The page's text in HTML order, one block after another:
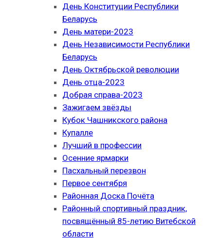
День Конституции Республики
Беларусь
День матери-2023
День Независимости Республики
Беларусь
День Октябрьской революции
День отца-2023
Добрая справа-2023
Зажигаем звёзды
Кубок Чашникского района
Купалле
Лучший в профессии
Осенние ярмарки
Пасхальный перезвон
Первое сентября
Районная Доска Почёта
Районный спортивный праздник,
посвящённый 85-летию Витебской
области